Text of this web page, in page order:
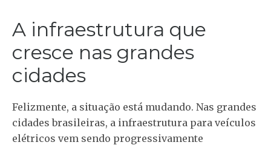
A infraestrutura que
cresce nas grandes
cidades
Felizmente, a situação está mudando. Nas grandes
cidades brasileiras, a infraestrutura para veículos
elétricos vem sendo progressivamente